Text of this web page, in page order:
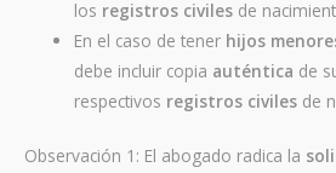
los registros civiles de
En el caso de tener hijos
debe incluir copia auténtica de
respectivos registros civiles de
Observación 1: El abogado radica la